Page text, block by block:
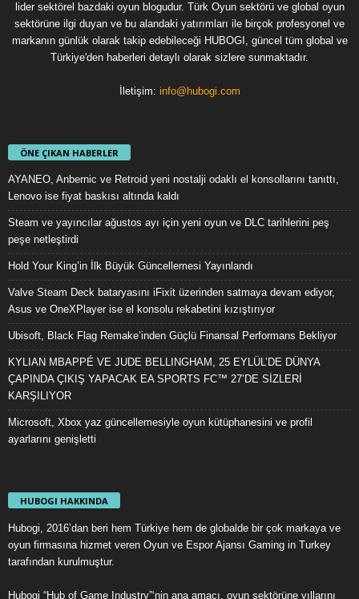
lider sektörel bazdaki oyun blogudur. Türk Oyun sektörü ve global oyun
sektörüne ilgi duyan ve bu alandaki yatırımları ile birçok profesyonel ve
markanın günlük olarak takip edebileceği HUBOGI, güncel tüm global ve
Türkiye'den haberleri detaylı olarak sizlere sunmaktadır.
İletişim: info@hubogi.com
ÖNE ÇIKAN HABERLER
AYANEO, Anbernic ve Retroid yeni nostalji odaklı el konsollarını tanıttı,
Lenovo ise fiyat baskısı altında kaldı
Steam ve yayıncılar ağustos ayı için yeni oyun ve DLC tarihlerini peş
peşe netleştirdi
Hold Your King’in İlk Büyük Güncellemesi Yayınlandı
Valve Steam Deck bataryasını iFixit üzerinden satmaya devam ediyor,
Asus ve OneXPlayer ise el konsolu rekabetini kızıştırıyor
Ubisoft, Black Flag Remake’inden Güçlü Finansal Performans Bekliyor
KYLIAN MBAPPÉ VE JUDE BELLINGHAM, 25 EYLÜL’DE DÜNYA
ÇAPINDA ÇIKIŞ YAPACAK EA SPORTS FC™ 27’DE SİZLERİ
KARŞILIYOR
Microsoft, Xbox yaz güncellemesiyle oyun kütüphanesini ve profil
ayarlarını genişletti
HUBOGI HAKKINDA
Hubogi, 2016’dan beri hem Türkiye hem de globalde bir çok markaya ve
oyun firmasına hizmet veren Oyun ve Espor Ajansı Gaming in Turkey
tarafından kurulmuştur.
Hubogi “Hub of Game Industry”‘nin ana amacı, oyun sektörüne yıllarını